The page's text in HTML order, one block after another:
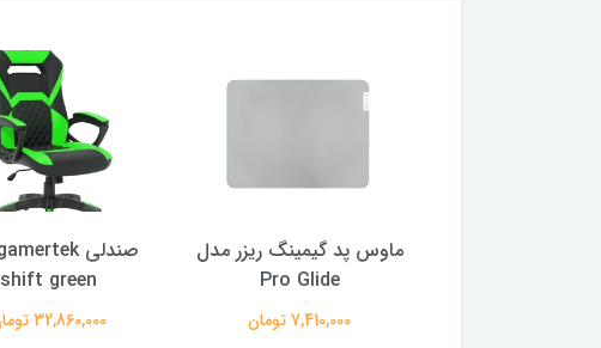
ماوس پد گیمینگ ریزر مدل
Pro Glide
7,410,000 تومان
shift green
32,860,000 تومان